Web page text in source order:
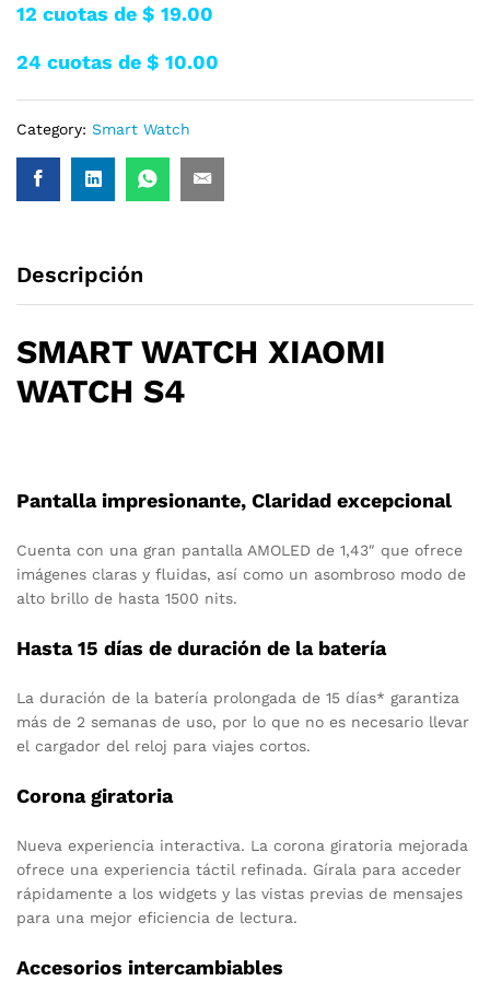
12 cuotas de $ 19.00
24 cuotas de $ 10.00
Category: Smart Watch
Descripción
SMART WATCH XIAOMI
WATCH S4
Pantalla impresionante, Claridad excepcional
Cuenta con una gran pantalla AMOLED de 1,43″ que ofrece
imágenes claras y fluidas, así como un asombroso modo de
alto brillo de hasta 1500 nits.
Hasta 15 días de duración de la batería
La duración de la batería prolongada de 15 días* garantiza
más de 2 semanas de uso, por lo que no es necesario llevar
el cargador del reloj para viajes cortos.
Corona giratoria
Nueva experiencia interactiva. La corona giratoria mejorada
ofrece una experiencia táctil refinada. Gírala para acceder
rápidamente a los widgets y las vistas previas de mensajes
para una mejor eficiencia de lectura.
Accesorios intercambiables